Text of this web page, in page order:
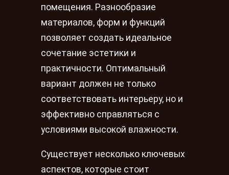
помещения. Разнообразие
материалов, форм и функций
позволяет создать идеальное
сочетание эстетики и
практичности. Оптимальный
вариант должен не только
соответствовать интерьеру, но и
эффективно справляться с
условиями высокой влажности.
Существует несколько ключевых
аспектов, которые стоит